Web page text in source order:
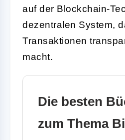
auf der Blockchain-
dezentralen System,
Transaktionen
macht.
Die besten
zum Thema